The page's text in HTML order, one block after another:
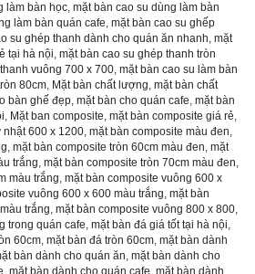
làm bàn học, mặt bàn cao su dùng làm bàn
làm bàn quán cafe, mặt bàn cao su ghếp
su ghép thanh dành cho quán ăn nhanh, mặt
tại hà nội, mặt bàn cao su ghép thanh tròn
vuông 700 x 700, mặt bàn cao su làm bàn
80cm, Mặt bàn chất lượng, mặt bàn chất
bàn ghế đẹp, mặt bàn cho quán cafe, mặt bàn
, Mặt ban composite, mặt bàn composite giá rẻ,
600 x 1200, mặt bàn composite màu đen,
, mặt bàn composite tròn 60cm màu đen, mặt
trắng, mặt bàn composite tròn 70cm màu đen,
màu trắng, mặt bàn composite vuông 600 x
vuông 600 x 600 màu trắng, mặt bàn
trắng, mặt bàn composite vuông 800 x 800,
trong quán cafe, mặt bàn đá giá tốt tại hà nội,
60cm, mặt bàn đá tròn 60cm, mặt bàn dành
bàn dành cho quán ăn, mặt bàn dành cho
, mặt bàn dành cho quán cafe, mặt bàn dành